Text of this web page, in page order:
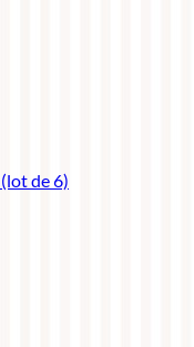
de 6)